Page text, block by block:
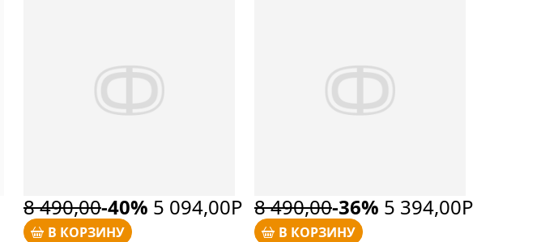
8 490,00-40% 5 094,00Р
В КОРЗИНУ
8 490,00-36% 5 394,00Р
В КОРЗИНУ